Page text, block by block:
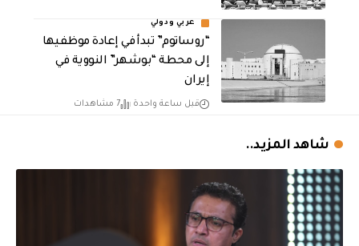
عربي ودولي
“روساتوم” تبدأ في إعادة موظفيها
إلى محطة “بوشهر” النووية في
إيران
قبل ساعة واحدة 7 مشاهدات
شاهد المزيد..